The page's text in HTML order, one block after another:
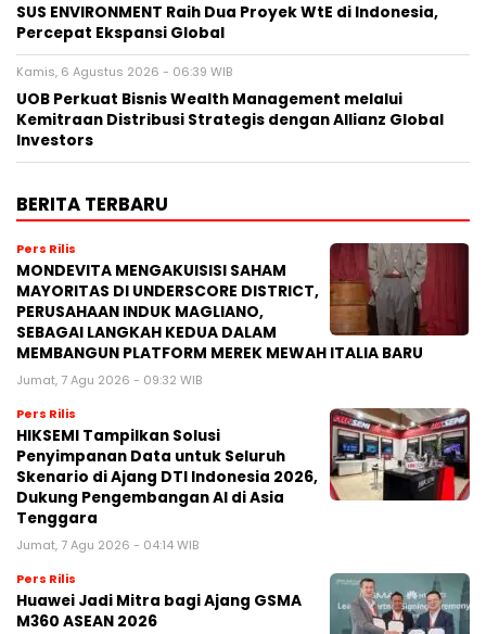
SUS ENVIRONMENT Raih Dua Proyek WtE di Indonesia,
Percepat Ekspansi Global
Kamis, 6 Agustus 2026 - 06:39 WIB
UOB Perkuat Bisnis Wealth Management melalui
Kemitraan Distribusi Strategis dengan Allianz Global
Investors
BERITA TERBARU
Pers Rilis
MONDEVITA MENGAKUISISI SAHAM
MAYORITAS DI UNDERSCORE DISTRICT,
PERUSAHAAN INDUK MAGLIANO,
SEBAGAI LANGKAH KEDUA DALAM
MEMBANGUN PLATFORM MEREK MEWAH ITALIA BARU
Jumat, 7 Agu 2026 - 09:32 WIB
Pers Rilis
HIKSEMI Tampilkan Solusi
Penyimpanan Data untuk Seluruh
Skenario di Ajang DTI Indonesia 2026,
Dukung Pengembangan AI di Asia
Tenggara
Jumat, 7 Agu 2026 - 04:14 WIB
Pers Rilis
Huawei Jadi Mitra bagi Ajang GSMA
M360 ASEAN 2026